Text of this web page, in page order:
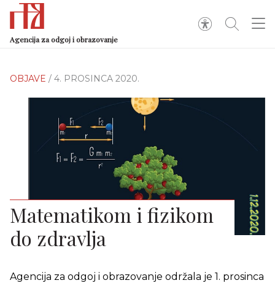
Agencija za odgoj i obrazovanje
OBJAVE / 4. PROSINCA 2020.
Matematikom i fizikom
do zdravlja
Agencija za odgoj i obrazovanje održala je 1. prosinca